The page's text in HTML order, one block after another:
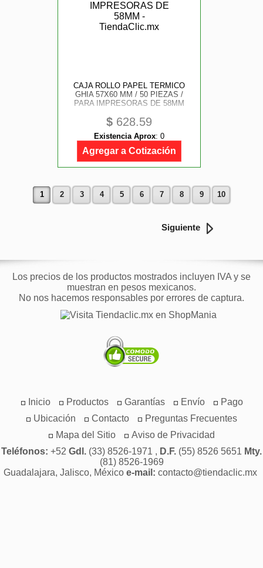
CAJA ROLLO PAPEL TERMICO
GHIA 57X60 MM / 50 PIEZAS /
PARA IMPRESORAS DE 58MM
$ 628.59
Existencia Aprox: 0
Agregar a Cotización
1 2 3 4 5 6 7 8 9 10
Siguiente
Los precios de los productos mostrados incluyen IVA y se
muestran en pesos mexicanos.
No nos hacemos responsables por errores de captura.
Inicio Productos Garantías Envío
Pago
Ubicación
Contacto
Preguntas Frecuentes
Mapa del Sitio
Aviso de Privacidad
Teléfonos: +52 Gdl. (33) 8526-1971 , D.F. (55) 8526 5651 Mty.
(81) 8526-1969
Guadalajara, Jalisco, México e-mail: contacto@tiendaclic.mx